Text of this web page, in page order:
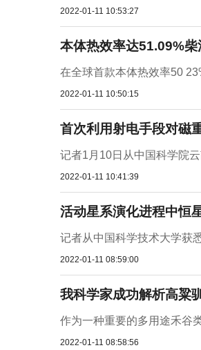
2022-01-11 10:53:27
本体热效率达51.09%
在全球首款本体热效率50
2022-01-11 10:50:15
首次利用射电手段对磁
记者1月10日从中国科学院
2022-01-11 10:41:39
活动星系演化进程中恒
记者从中国科学技术大学获
2022-01-11 08:59:00
我科学家成功解析高粱
作为一种重要的多用途禾谷
2022-01-11 08:58:56